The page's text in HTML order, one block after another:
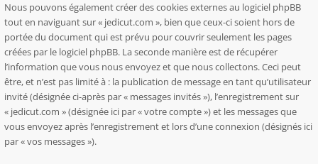
Nous pouvons également créer des cookies externes au logiciel phpBB
tout en naviguant sur « jedicut.com », bien que ceux-ci soient hors de
portée du document qui est prévu pour couvrir seulement les pages
créées par le logiciel phpBB. La seconde manière est de récupérer
l’information que vous nous envoyez et que nous collectons. Ceci peut
être, et n’est pas limité à : la publication de message en tant qu’utilisateur
invité (désignée ci-après par « messages invités »), l’enregistrement sur
« jedicut.com » (désignée ici par « votre compte ») et les messages que
vous envoyez après l’enregistrement et lors d’une connexion (désignés ici
par « vos messages »).